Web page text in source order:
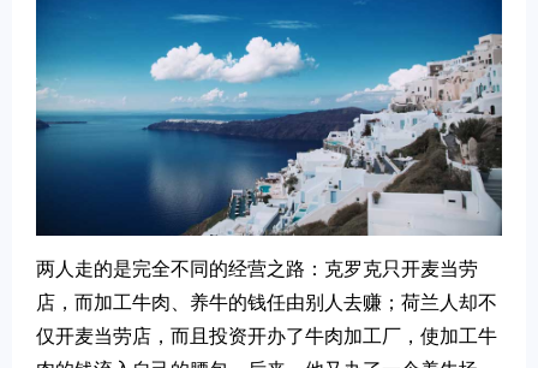
两人走的是完全不同的经营之路：克罗克只开麦当劳
店，而加工牛肉、养牛的钱任由别人去赚；荷兰人却不
仅开麦当劳店，而且投资开办了牛肉加工厂，使加工牛